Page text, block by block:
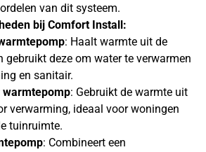
van dit systeem.
bij Comfort Install:
: Haalt warmte uit de
gebruikt deze om water te verwarmen
en sanitair.
: Gebruikt de warmte uit
verwarming, ideaal voor woningen
tuinruimte.
: Combineert een